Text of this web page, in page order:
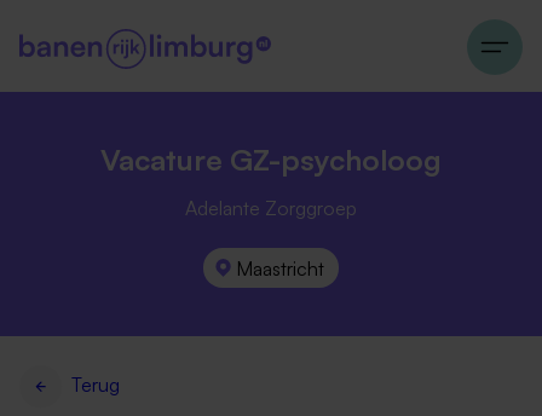
Vacature GZ-psycholoog
Adelante Zorggroep
Maastricht
Terug